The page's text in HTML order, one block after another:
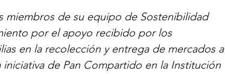
miembros de su equipo de Sostenibilidad
por el apoyo recibido por los
en la recolección y entrega de mercados a
de Pan Compartido en la Institución